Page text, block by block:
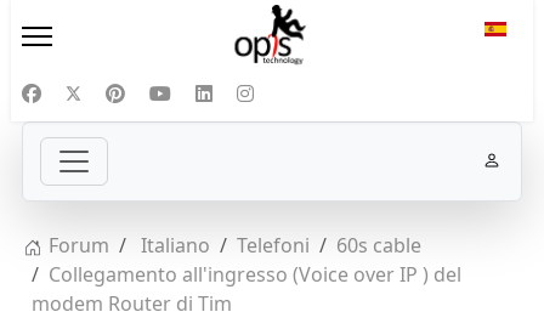
Forum Italiano Telefoni
60s cable
Collegamento all'ingresso (Voice over IP ) del
modem Router di Tim